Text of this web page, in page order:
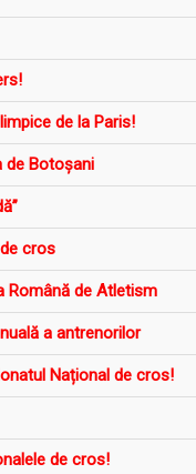
de la Paris!
de Botoșani
cros
Română de Atletism
a antrenorilor
Național de cros!
de cros!